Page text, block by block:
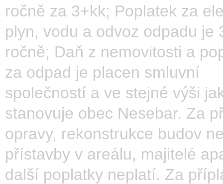
ročně za 3+kk; Poplatek za
plyn, vodu a odvoz odpadu je
ročně; Daň z nemovitosti a
za odpad je placen smluvní
společností a ve stejné výši
stanovuje obec Nesebar. Za
opravy, rekonstrukce budov
přístavby v areálu, majitelé
další poplatky neplatí. Za